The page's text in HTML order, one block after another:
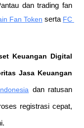
dan trading fan
Fan Token serta FC
Keuangan Digital
Jasa Keuangan
dan ratusan
registrasi cepat,